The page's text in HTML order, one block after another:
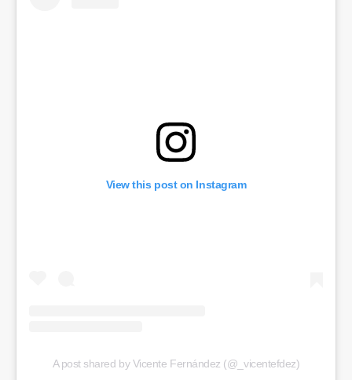
View this post on Instagram
A post shared by Vicente Fernández (@_vicentefdez)